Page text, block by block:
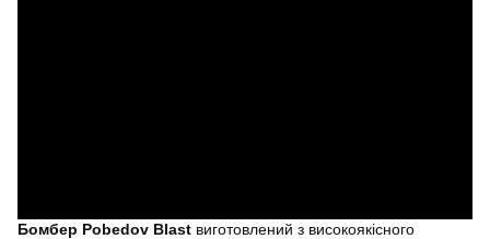
Бомбер Pobedov Blast виготовлений з високоякісного